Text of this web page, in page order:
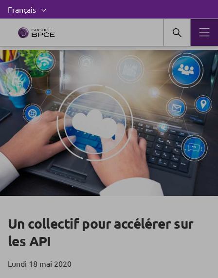
Un collectif pour accélérer sur
les API
Lundi 18 mai 2020